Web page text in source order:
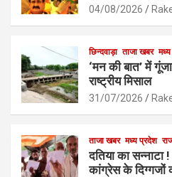
04/08/2026
छिन्दवाड़ा ताजा खबर
‘मन की बात’ में
राष्ट्रीय मिसाल
31/07/2026
ताजा खबर मध्य प्रदेश
दतिया का
कांग्रेस के दिग्गजों